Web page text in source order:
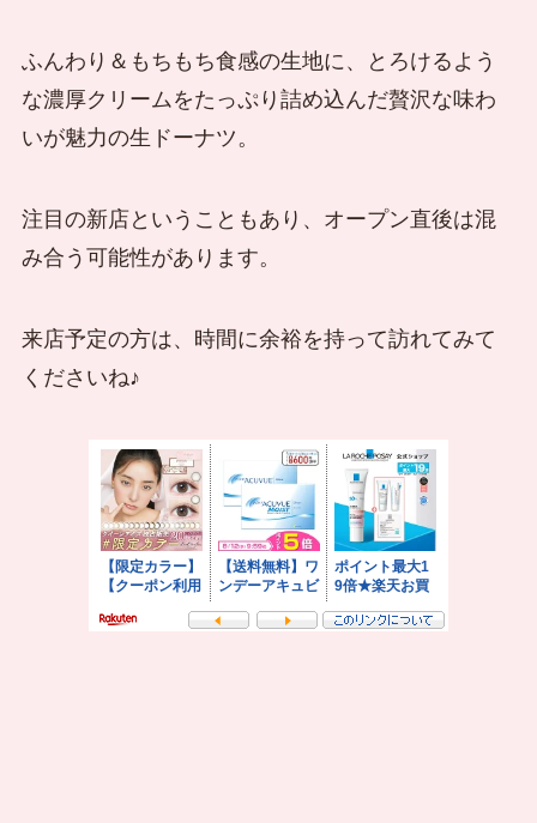
ふんわり＆もちもち食感の生地に、とろけるよう
な濃厚クリームをたっぷり詰め込んだ贅沢な味わ
いが魅力の生ドーナツ。
注目の新店ということもあり、オープン直後は混
み合う可能性があります。
来店予定の方は、時間に余裕を持って訪れてみて
くださいね♪